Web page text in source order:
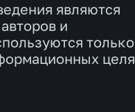
являются
и